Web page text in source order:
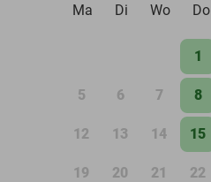
Ma
Di Wo Do
1
5 6 7 8
12 13 14 15
19 20 21 22